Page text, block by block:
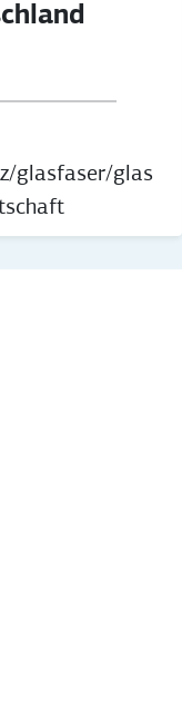
glasfaser/glas